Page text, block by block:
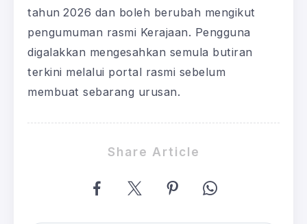
tahun 2026 dan boleh berubah mengikut
pengumuman rasmi Kerajaan. Pengguna
digalakkan mengesahkan semula butiran
terkini melalui portal rasmi sebelum
membuat sebarang urusan.
Share Article